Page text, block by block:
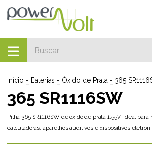
Início - Baterias - Óxido de Prata - 365
365 SR1116SW
Pilha 365 SR1116SW de óxido de prata 1,55V, ideal para
calculadoras, aparelhos auditivos e dispositivos